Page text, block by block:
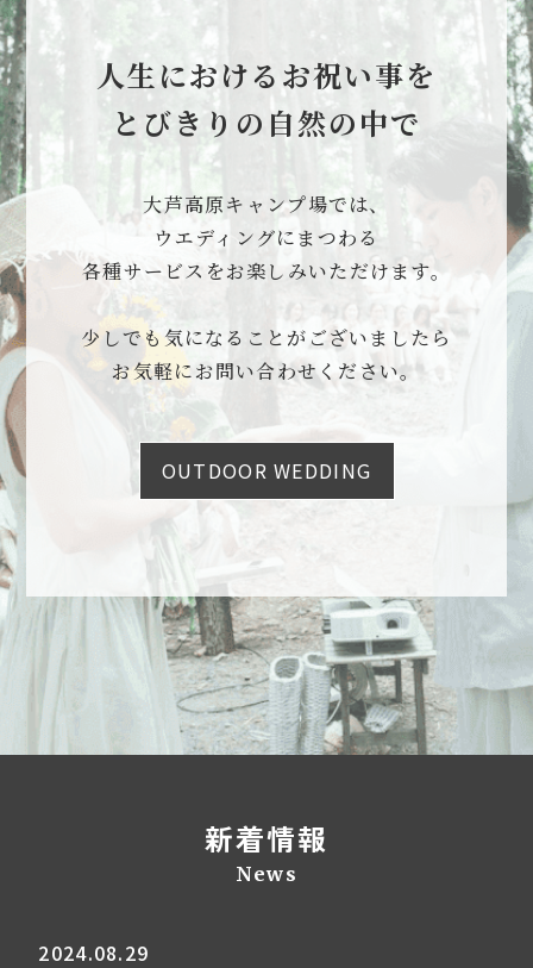
人生におけるお祝い事を
とびきりの自然の中で
大芦高原キャンプ場では、
ウエディングにまつわる
各種サービスをお楽しみいただけます。
少しでも気になることがございましたら
お気軽にお問い合わせください。
OUTDOOR WEDDING
新着情報
News
2024.08.29